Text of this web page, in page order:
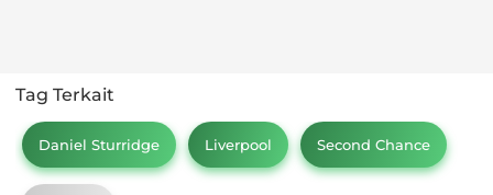
Tag Terkait
Daniel Sturridge Liverpool Second Chance